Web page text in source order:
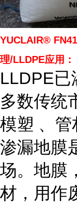
YUCLAIR®
理/LLDPE应用：
LLDPE已
多数传统
模塑 、
渗漏地膜
场。地膜
材，用作